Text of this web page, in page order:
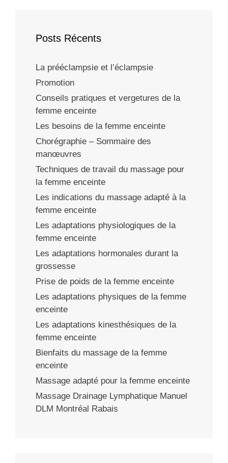
Posts Récents
La prééclampsie et l’éclampsie
Promotion
Conseils pratiques et vergetures de la
femme enceinte
Les besoins de la femme enceinte
Chorégraphie – Sommaire des
manœuvres
Techniques de travail du massage pour
la femme enceinte
Les indications du massage adapté à la
femme enceinte
Les adaptations physiologiques de la
femme enceinte
Les adaptations hormonales durant la
grossesse
Prise de poids de la femme enceinte
Les adaptations physiques de la femme
enceinte
Les adaptations kinesthésiques de la
femme enceinte
Bienfaits du massage de la femme
enceinte
Massage adapté pour la femme enceinte
Massage Drainage Lymphatique Manuel
DLM Montréal Rabais